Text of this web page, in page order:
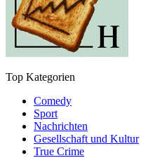
Top Kategorien
Comedy
Sport
Nachrichten
Gesellschaft und Kultur
True Crime